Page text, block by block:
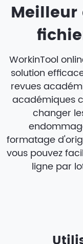
WorkinTool
solution
revues
académiques
changer
formatage
vous pouvez
ligne par